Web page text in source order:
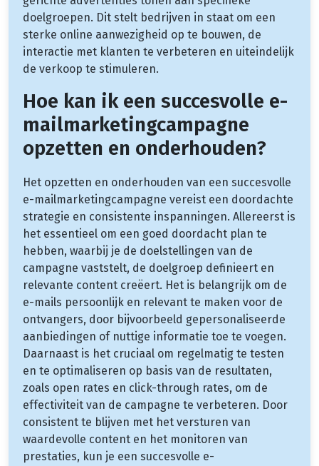
doelgroepen. Dit stelt bedrijven in staat om een
sterke online aanwezigheid op te bouwen, de
interactie met klanten te verbeteren en uiteindelijk
de verkoop te stimuleren.
Hoe kan ik een succesvolle e-
mailmarketingcampagne
opzetten en onderhouden?
Het opzetten en onderhouden van een succesvolle
e-mailmarketingcampagne vereist een doordachte
strategie en consistente inspanningen. Allereerst is
het essentieel om een goed doordacht plan te
hebben, waarbij je de doelstellingen van de
campagne vaststelt, de doelgroep definieert en
relevante content creëert. Het is belangrijk om de
e-mails persoonlijk en relevant te maken voor de
ontvangers, door bijvoorbeeld gepersonaliseerde
aanbiedingen of nuttige informatie toe te voegen.
Daarnaast is het cruciaal om regelmatig te testen
en te optimaliseren op basis van de resultaten,
zoals open rates en click-through rates, om de
effectiviteit van de campagne te verbeteren. Door
consistent te blijven met het versturen van
waardevolle content en het monitoren van
prestaties, kun je een succesvolle e-